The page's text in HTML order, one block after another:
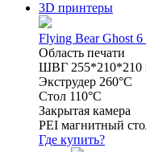
3D принтеры
Flying Bear Ghost 6
Область печати
ШВГ 255*210*210
Экструдер 260°C
Стол 110°C
Закрытая камера
PEI магнитный
Где купить?